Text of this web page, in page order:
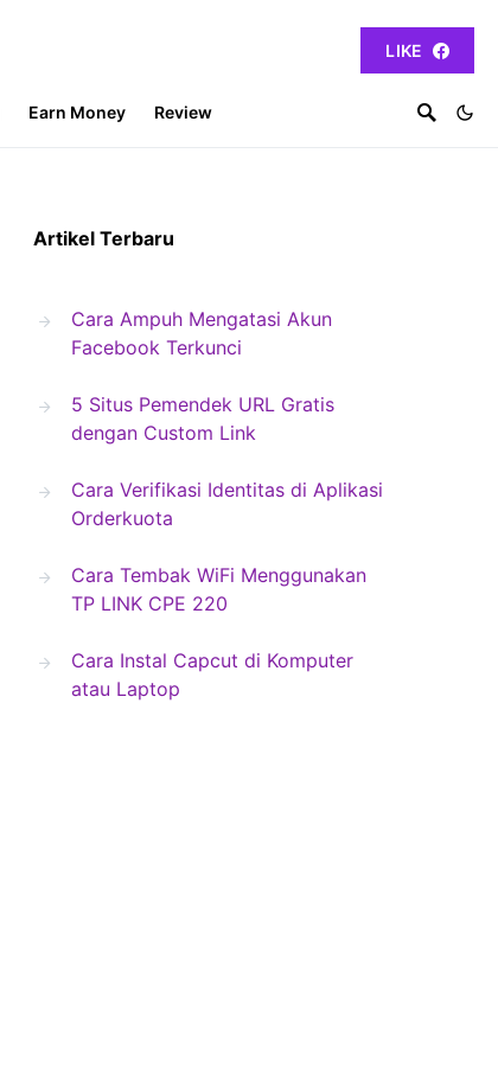
LIKE
Earn Money Review
Artikel Terbaru
Cara Ampuh Mengatasi Akun
Facebook Terkunci
5 Situs Pemendek URL Gratis
dengan Custom Link
Cara Verifikasi Identitas di Aplikasi
Orderkuota
Cara Tembak WiFi Menggunakan
TP LINK CPE 220
Cara Instal Capcut di Komputer
atau Laptop